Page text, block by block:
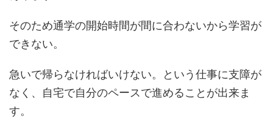
そのため通学の開始時間が間に合わないから学習が
できない。
急いで帰らなければいけない。という仕事に支障が
なく、自宅で自分のペースで進めることが出来ま
す。